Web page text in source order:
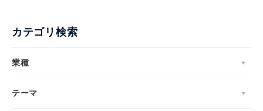
カテゴリ検索
業種
テーマ